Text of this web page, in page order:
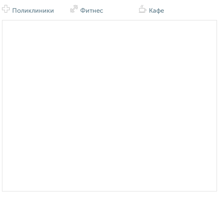
Поликлиники Фитнес Кафе